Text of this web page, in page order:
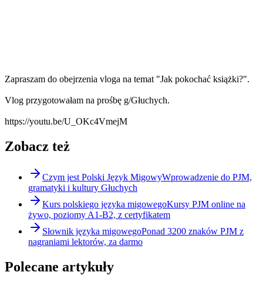
Zapraszam do obejrzenia vloga na temat "Jak pokochać książki?".
Vlog przygotowałam na prośbę g/Głuchych.
https://youtu.be/U_OKc4VmejM
Zobacz też
Czym jest Polski Język MigowyWprowadzenie do PJM,
gramatyki i kultury Głuchych
Kurs polskiego języka migowegoKursy PJM online na
żywo, poziomy A1-B2, z certyfikatem
Słownik języka migowegoPonad 3200 znaków PJM z
nagraniami lektorów, za darmo
Polecane artykuły